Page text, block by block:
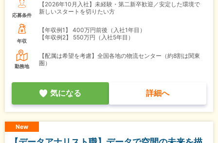
応募条件
【2026年10月入社】未経験・第二新卒歓迎／安定した環境で
新しいスタートを切りたい方
年収
【年収例1】
400万円前後（入社1年目）
【年収例2】
550万円（入社5年目）
勤務地
【配属は希望を考慮】全国各地の物流センター（約8割は関東
圏）
気になる 詳細へ
New